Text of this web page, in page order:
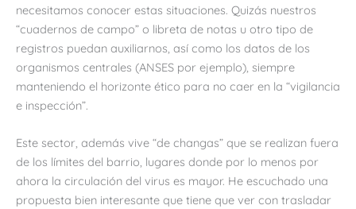
necesitamos conocer estas situaciones. Quizás nuestros
“cuadernos de campo” o libreta de notas u otro tipo de
registros puedan auxiliarnos, así como los datos de los
organismos centrales (ANSES por ejemplo), siempre
manteniendo el horizonte ético para no caer en la “vigilancia
e inspección”.
Este sector, además vive “de changas” que se realizan fuera
de los límites del barrio, lugares donde por lo menos por
ahora la circulación del virus es mayor. He escuchado una
propuesta bien interesante que tiene que ver con trasladar